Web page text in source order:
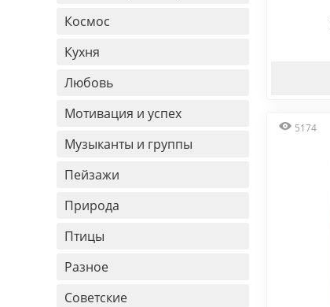
Космос
Кухня
Любовь
Мотивация и успех
Музыканты и группы
Пейзажи
Природа
Птицы
Разное
Советские
5174